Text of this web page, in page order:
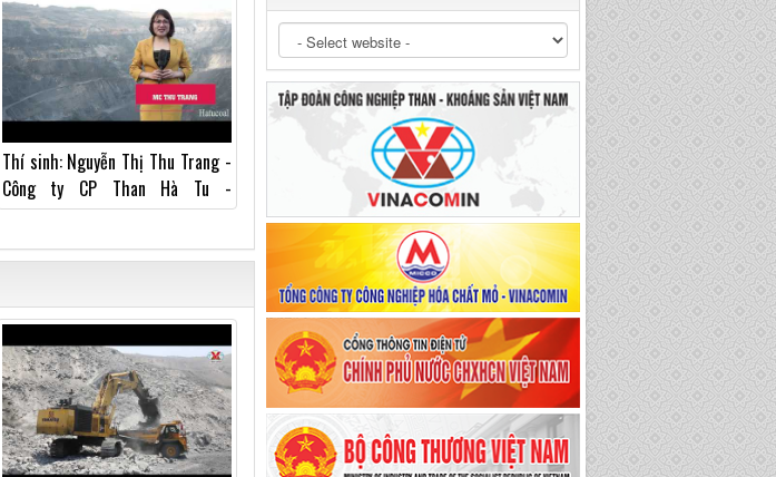
Thí sinh: Nguyễn Thị Thu Trang -
Công ty CP Than Hà Tu -
Vinacomin